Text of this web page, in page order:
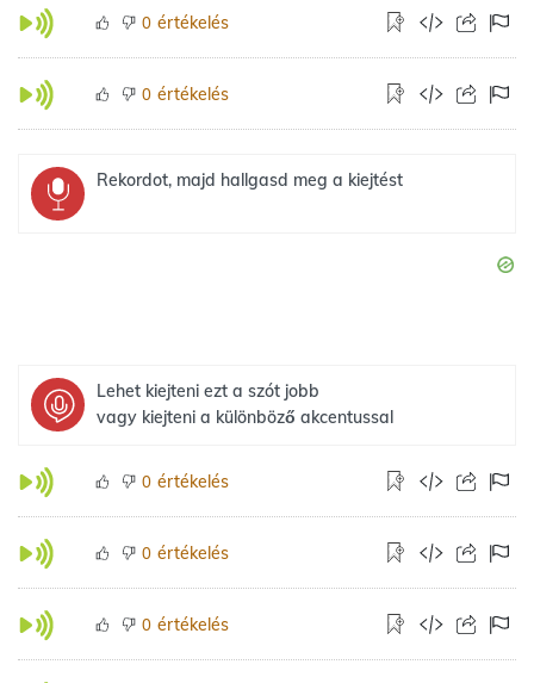
0 értékelés
0 értékelés
Rekordot, majd hallgasd meg a kiejtést
Lehet kiejteni ezt a szót jobb
vagy kiejteni a különböző akcentussal
0 értékelés
0 értékelés
0 értékelés